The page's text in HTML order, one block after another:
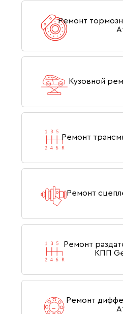
Ремонт
Кузовной
Ремонт
Ремонт
Ремонт
КПП
Ремонт